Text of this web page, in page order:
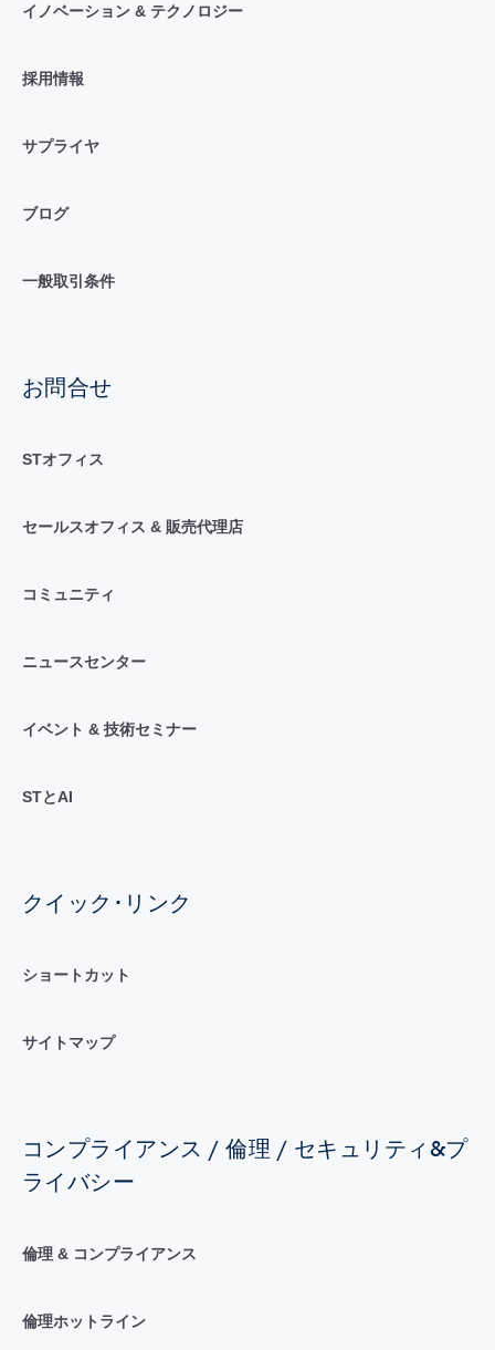
イノベーション & テクノロジー
採用情報
サプライヤ
ブログ
一般取引条件
お問合せ
STオフィス
セールスオフィス & 販売代理店
コミュニティ
ニュースセンター
イベント & 技術セミナー
STとAI
クイック･リンク
ショートカット
サイトマップ
コンプライアンス / 倫理 / セキュリティ&プ
ライバシー
倫理 & コンプライアンス
倫理ホットライン